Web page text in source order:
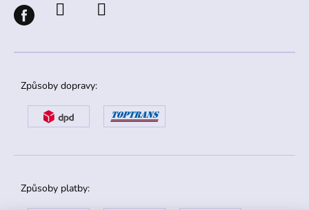
Způsoby dopravy:
Způsoby platby: